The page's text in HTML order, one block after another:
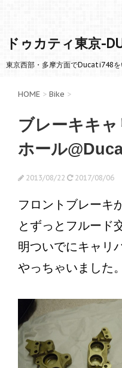
ドゥカティ東京-
東京西部・多摩方面でDucati748を
HOME > Bike >
ブレーキキ
ホール
2013/08/22 2017/08/06
フロントブレーキ
とずっとフルード
明ついでにキャリ
やっちゃいました。